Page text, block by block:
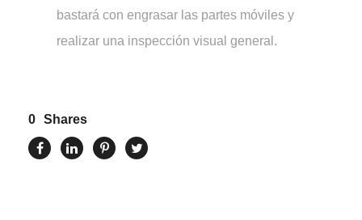
bastará con engrasar las partes móviles y
realizar una inspección visual general.
0 Shares